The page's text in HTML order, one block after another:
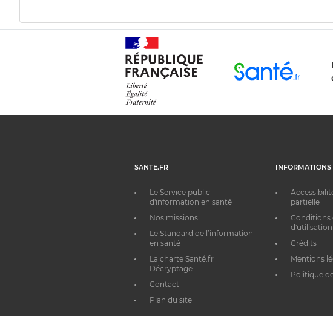
SANTE.FR
Le Service public
d'information en santé
Nos missions
Le Standard de l’information
en santé
La charte Santé.fr
Décryptage
Contact
Plan du site
INFORMATIONS
partielle
Conditions
d'utilisation
Crédits
Mentions
Politique